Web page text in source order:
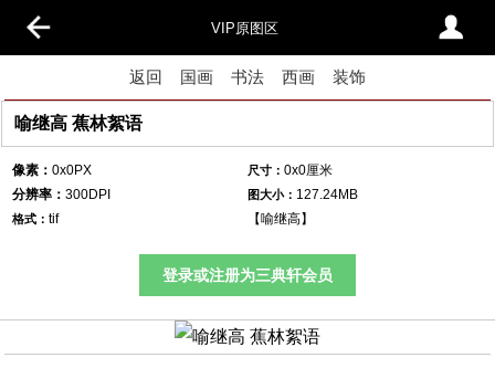
VIP原图区
返回 国画 书法 西画 装饰
喻继高 蕉林絮语
像素：0x0PX 尺寸： 0x0厘米
分辨率：300DPI 图大小： 127.24MB
格式：tif 【喻继高】
登录或注册为三典轩会员